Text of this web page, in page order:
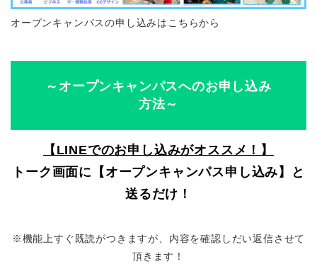
オープンキャンパスの申し込みはこちらから
～オープンキャンパスへのお申し込み
方法～
【LINEでのお申し込みがオススメ！】
トーク画面に【オープンキャンパス申し込み】と
送るだけ！
※機能上すぐ既読がつきますが、内容を確認しだい返信させて
頂きます！